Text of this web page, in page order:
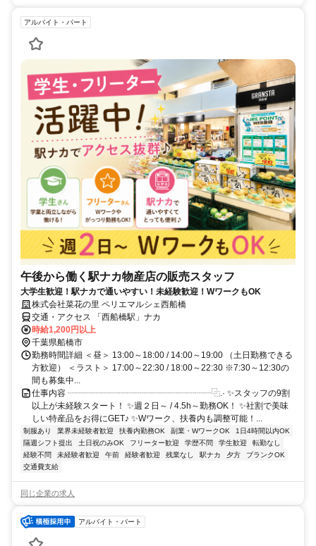
アルバイト・パート
午後から働く駅ナカ物産店の販売スタッフ
大学生歓迎！駅ナカで通いやすい！未経験歓迎！WワークもOK
株式会社菜花の里 ペリエマルシェ西船橋
交通・アクセス 「西船橋駅」ナカ
時給1,200円以上
千葉県船橋市
勤務時間詳細 ＜昼＞ 13:00～18:00 / 14:00～19:00 （土日勤務できる
方歓迎） ＜ラスト＞ 17:00～22:30 / 18:00～22:30 ※7:30～12:30の
間も募集中...
仕事内容 ┈┈┈┈┈┈┈┈┈┈┈┈┈┈┈┈┈⿻.· ✨スタッフの9割
以上が未経験スタート！ ✨週２日～ / 4.5h～勤務OK！ ✨社割で美味
しい特産品をお得にGET♪ ✨Wワーク、扶養内も調整可能！...
制服あり 業界未経験者歓迎 扶養内勤務OK 副業・WワークOK
1日4時間以内OK
隔週シフト提出
土日祝のみOK フリーター歓迎 学歴不問 学生歓迎
転勤なし
経験不問
未経験者歓迎 午前 経験者歓迎 残業なし 駅ナカ 夕方
ブランクOK
交通費支給
同じ企業の求人
アルバイト・パート